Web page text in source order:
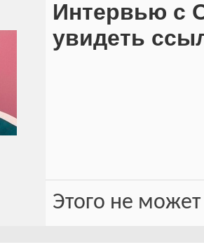
Интервью с
увидеть
Этого не